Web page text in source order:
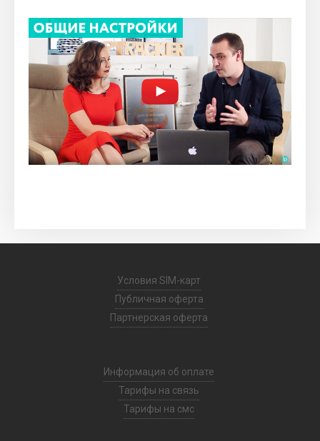
Условия SIM-карт
Публичная оферта
Партнерская оферта
Информация об оплате
Тарифы на связь
Тарифы на смс